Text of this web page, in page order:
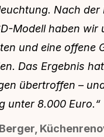
Nach der
Modell haben wir
und eine offene
Das Ergebnis
übertroffen –
unter 8.000 Euro.“